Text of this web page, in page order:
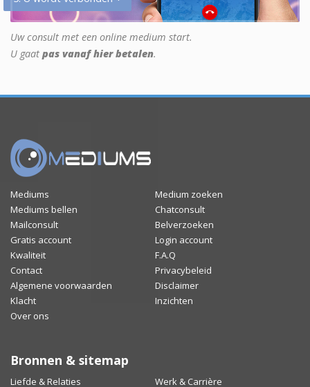
Uw consult met een online medium start.
U gaat pas vanaf hier betalen.
Mediums
Medium zoeken
Mediums bellen
Chatconsult
Mailconsult
Belverzoeken
Gratis account
Login account
Kwaliteit
F.A.Q
Contact
Privacybeleid
Algemene voorwaarden
Disclaimer
Klacht
Inzichten
Over ons
Bronnen & sitemap
Liefde & Relaties Werk & Carrière